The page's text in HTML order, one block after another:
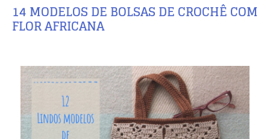
14 MODELOS DE BOLSAS DE CROCHÊ COM
FLOR AFRICANA